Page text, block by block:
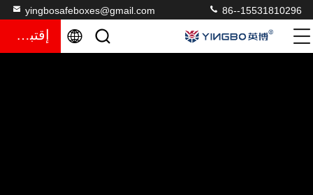
yingbosafeboxes@gmail.com 86--15531810296
إقتباس